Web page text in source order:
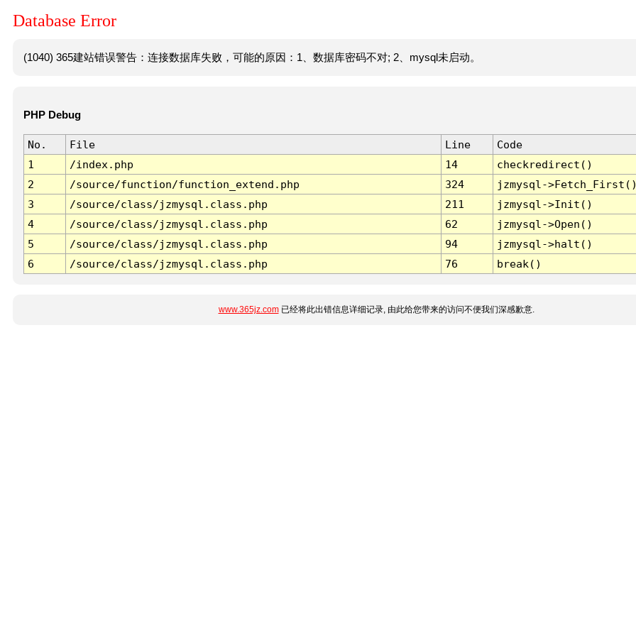
Database Error
(1040) 365建站错误警告：连接数据库失败，可能的原因：1、数据库密码不对; 2、mysql未启动。
PHP Debug
No. File Line
Code
1
/index.php 14
checkredirect()
2
/source/function/function_extend.php 324
jzmysql-
3
/source/class/jzmysql.class.php 211
jzmysql->Init()
4
/source/class/jzmysql.class.php 62
jzmysql->Open()
5
/source/class/jzmysql.class.php 94
jzmysql->halt()
6
/source/class/jzmysql.class.php 76 break()
www.365jz.com已经将此出错信息详细记录, 由此给您带来的访问不便我们深感歉意.